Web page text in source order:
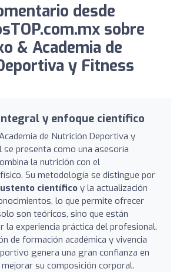
desde
sobre
& Academia de
y Fitness
y enfoque científico
de Nutrición Deportiva y
presenta como una asesoría
la nutrición con el
Su metodología se distingue por
científicoy la actualización
lo que permite ofrecer
son teóricos, sino que están
la experiencia práctica del profesional.
de formación académica y vivencia
genera una gran confianza en
mejorar su composición corporal.